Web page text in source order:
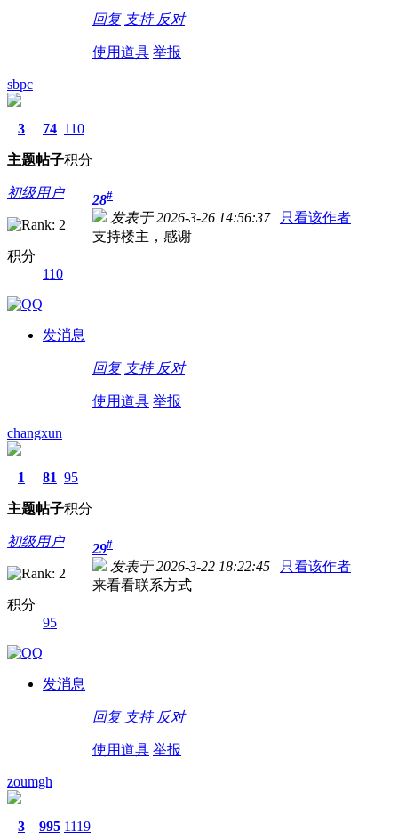
回复 支持 反对
使用道具 举报
sbpc
3
主题
74
帖子
110
积分
初级用户
积分
110
发消息
28#
发表于 2026-3-26 14:56:37 | 只看该作者
支持楼主，感谢
回复 支持 反对
使用道具 举报
changxun
1
主题
81
帖子
95
积分
初级用户
积分
95
发消息
29#
发表于 2026-3-22 18:22:45 | 只看该作者
来看看联系方式
回复 支持 反对
使用道具 举报
zoumgh
3 995 1119